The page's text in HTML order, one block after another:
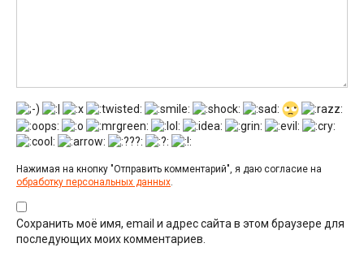
Нажимая на кнопку "Отправить комментарий", я даю согласие на
обработку персональных данных.
Сохранить моё имя, email и адрес сайта в этом браузере для
последующих моих комментариев.